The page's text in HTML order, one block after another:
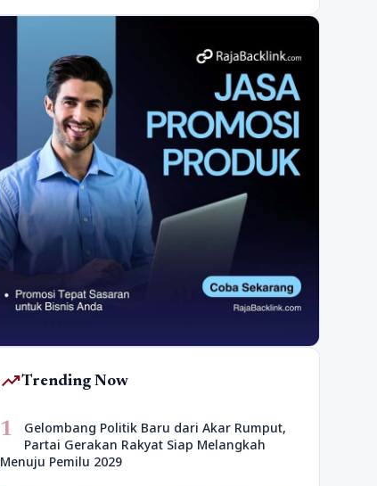
trending_upTrending Now
1
Gelombang Politik Baru dari Akar Rumput,
Partai Gerakan Rakyat Siap Melangkah
Menuju Pemilu 2029